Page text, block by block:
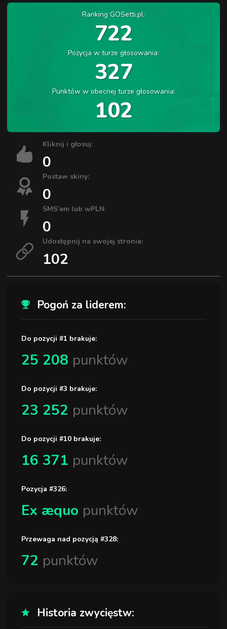
Ranking GOSetti.pl:
722
Pozycja w turze głosowania:
327
Punktów w obecnej turze głosowania:
102
Kliknij i głosuj:
0
Postaw skiny:
0
SMS'em lub wPLN:
0
Udostępnij na swojej stronie:
102
Pogoń za liderem:
Do pozycji #1 brakuje:
25 208 punktów
Do pozycji #3 brakuje:
23 252 punktów
Do pozycji #10 brakuje:
16 371 punktów
Pozycja #326:
Ex æquo punktów
Przewaga nad pozycją #328:
72 punktów
Historia zwycięstw: